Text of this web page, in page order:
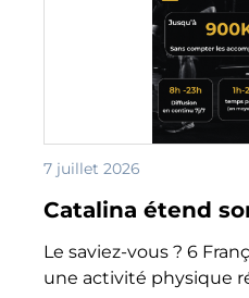
7 juillet 2026
Catalina étend
Le saviez-vous ? 6
une activité physique